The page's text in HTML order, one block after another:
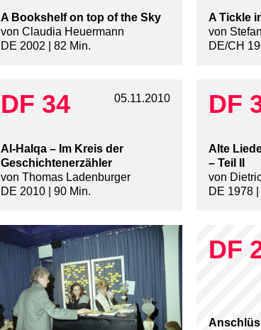
A Bookshelf on top of the Sky
von Claudia Heuermann
DE 2002 | 82 Min.
A Tickle
von
DE/CH
DF 34 05.11.2010
Al-Halqa – Im Kreis der
Geschichtenerzähler
von Thomas Ladenburger
DE 2010 | 90 Min.
DF
Alte
– Teil II
von
DE 1978
DF